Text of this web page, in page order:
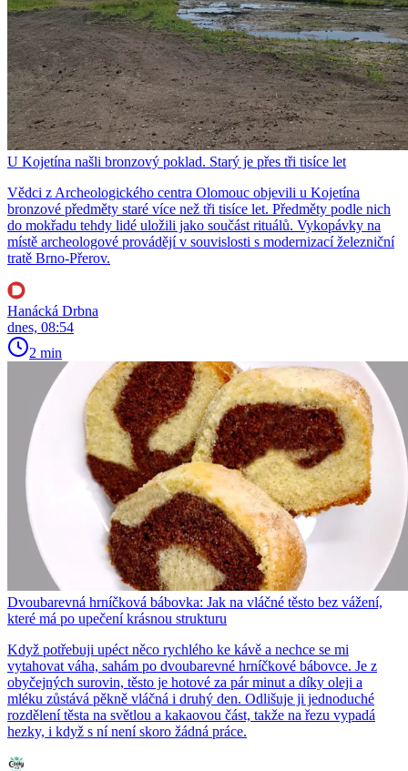
U Kojetína našli bronzový poklad. Starý je přes tři tisíce let
Vědci z Archeologického centra Olomouc objevili u Kojetína
bronzové předměty staré více než tři tisíce let. Předměty podle nich
do mokřadu tehdy lidé uložili jako součást rituálů. Vykopávky na
místě archeologové provádějí v souvislosti s modernizací železniční
tratě Brno-Přerov.
Hanácká Drbna
dnes, 08:54
2 min
Dvoubarevná hrníčková bábovka: Jak na vláčné těsto bez vážení,
které má po upečení krásnou strukturu
Když potřebuji upéct něco rychlého ke kávě a nechce se mi
vytahovat váha, sahám po dvoubarevné hrníčkové bábovce. Je z
obyčejných surovin, těsto je hotové za pár minut a díky oleji a
mléku zůstává pěkně vláčná i druhý den. Odlišuje ji jednoduché
rozdělení těsta na světlou a kakaovou část, takže na řezu vypadá
hezky, i když s ní není skoro žádná práce.